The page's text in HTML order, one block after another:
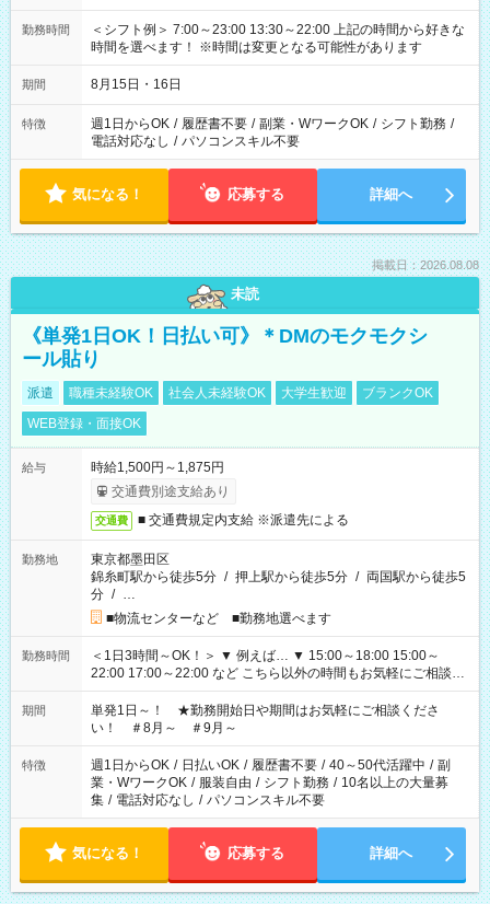
勤務時間
＜シフト例＞ 7:00～23:00 13:30～22:00 上記の時間から好きな
時間を選べます！ ※時間は変更となる可能性があります
期間 8月15日・16日
特徴 週1日からOK / 履歴書不要 / 副業・WワークOK / シフト勤務 /
電話対応なし / パソコンスキル不要
気になる！ 応募する 詳細へ
掲載日：2026.08.08
未読
《単発1日OK！日払い可》＊DMのモクモクシ
ール貼り
派遣 職種未経験OK 社会人未経験OK 大学生歓迎
ブランクOK
WEB登録・面接OK
給与
時給1,500円～1,875円
交通費別途支給あり
交通費 ■ 交通費規定内支給 ※派遣先による
勤務地
東京都墨田区
錦糸町駅から徒歩5分 / 押上駅から徒歩5分 / 両国駅から徒歩5
分 / …
■物流センターなど ■勤務地選べます
勤務時間
＜1日3時間～OK！＞ ▼ 例えば… ▼ 15:00～18:00 15:00～
22:00 17:00～22:00 など こちら以外の時間もお気軽にご相談く
ださい！
期間
単発1日～！ ★勤務開始日や期間はお気軽にご相談くださ
い！ ＃8月～ ＃9月～
特徴 週1日からOK / 日払いOK / 履歴書不要 / 40～50代活躍中 / 副
業・WワークOK / 服装自由 / シフト勤務 / 10名以上の大量募
集 / 電話対応なし / パソコンスキル不要
気になる！ 応募する 詳細へ